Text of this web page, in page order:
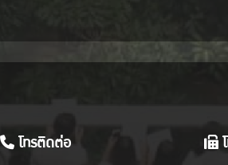
โทรติดต่อ